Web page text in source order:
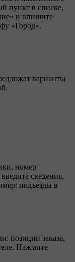
пункт в списке,
и впишите
«Город».
варианты
номер
сведения,
подъезды в
позиции заказа,
Нажмите